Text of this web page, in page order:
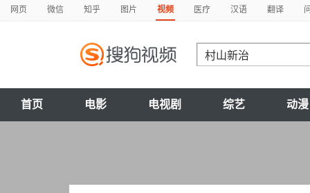
网页 微信 知乎 图片 视频 医疗 汉语 翻译
首页 电影 电视剧 综艺 动漫